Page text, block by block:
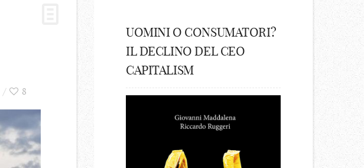
8
UOMINI O CONSUMATORI?
IL DECLINO DEL CEO
CAPITALISM